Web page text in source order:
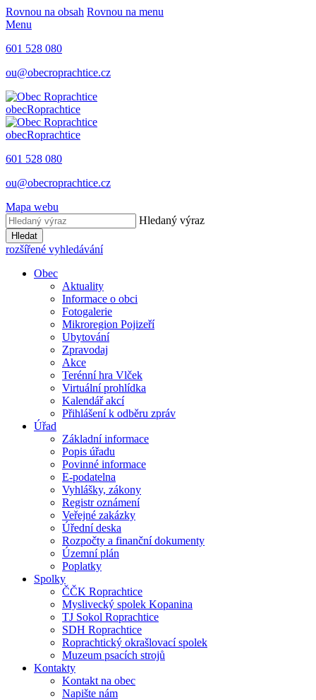
Rovnou na obsah Rovnou na menu
Menu
601 528 080
ou@obecroprachtice.cz
obecRoprachtice
obecRoprachtice
601 528 080
ou@obecroprachtice.cz
Mapa webu
Hledaný výraz
Hledat
rozšířené vyhledávání
Obec
Aktuality
Informace o obci
Fotogalerie
Mikroregion Pojizeří
Ubytování
Zpravodaj
Akce
Terénní hra Vlček
Virtuální prohlídka
Kalendář akcí
Přihlášení k odběru zpráv
Úřad
Základní informace
Popis úřadu
Povinné informace
E-podatelna
Vyhlášky, zákony
Registr oznámení
Veřejné zakázky
Úřední deska
Rozpočty a finanční dokumenty
Územní plán
Poplatky
Spolky
ČČK Roprachtice
Myslivecký spolek Kopanina
TJ Sokol Roprachtice
SDH Roprachtice
Roprachtický okrašlovací spolek
Muzeum psacích strojů
Kontakty
Kontakt na obec
Napište nám